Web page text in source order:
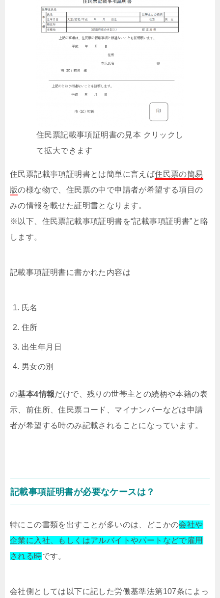
住民票記載事項証明書の見本 クリックし
て拡大できます
住民票記載事項証明書とは簡単に言えば住民票の簡易
版の様な物で、住民票の中で申請者が希望する項目の
みの情報を載せた証明書となります。
※以下、住民票記載事項証明書を“記載事項証明書”と略
します。
記載事項証明書に書かれた内容は
氏名
住所
出生年月日
男女の別
の基本4情報だけで、残りの世帯主との続柄や本籍の表
示、前住所、住民票コード、マイナンバーなどは申請
者が希望する時のみ記載されることになっています。
記載事項証明書が必要なケースは？
特にこの書類を出すことが多いのは、どこかの会社や
企業に入社、もしくはアルバイトやパートなどで雇用
される時です。
会社側としては以下に記した労働基準法第107条によっ